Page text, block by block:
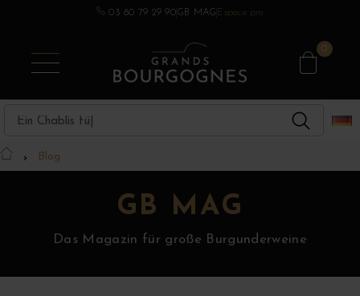
03 80 79 29 90GB MAG Espace pro
0
Blog
GB MAG
Das Magazin für große Burgunderweine